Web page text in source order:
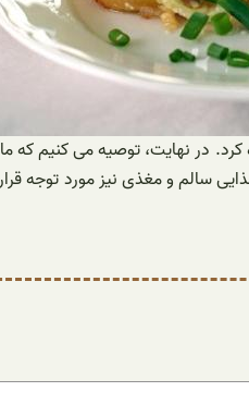
در نهایت، توصیه می کنیم
سالم و مغذی نیز مورد توجه